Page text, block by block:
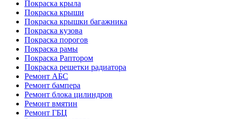
Покраска крыла
Покраска крыши
Покраска крышки багажника
Покраска кузова
Покраска порогов
Покраска рамы
Покраска Раптором
Покраска решетки радиатора
Ремонт АБС
Ремонт бампера
Ремонт блока цилиндров
Ремонт вмятин
Ремонт ГБЦ